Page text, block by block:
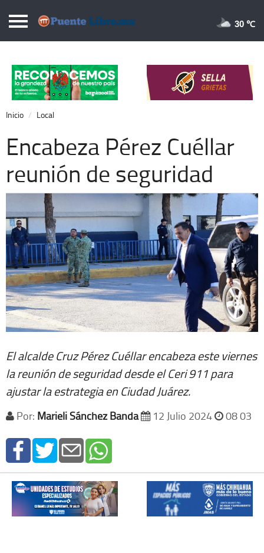
Puentelibre.mx
Local
Nacional
Opinión
Cronos
Economía
Espectáculos
Deportes
Extra +
30 ℃
Inicio Local
Encabeza Pérez Cuéllar
reunión de seguridad
El alcalde Cruz Pérez Cuéllar encabeza este viernes
la reunión de seguridad desde el Ceri 911 para
ajustar la estrategia en Ciudad Juárez.
Por: Marieli Sánchez Banda 12 Julio 2024 08 03